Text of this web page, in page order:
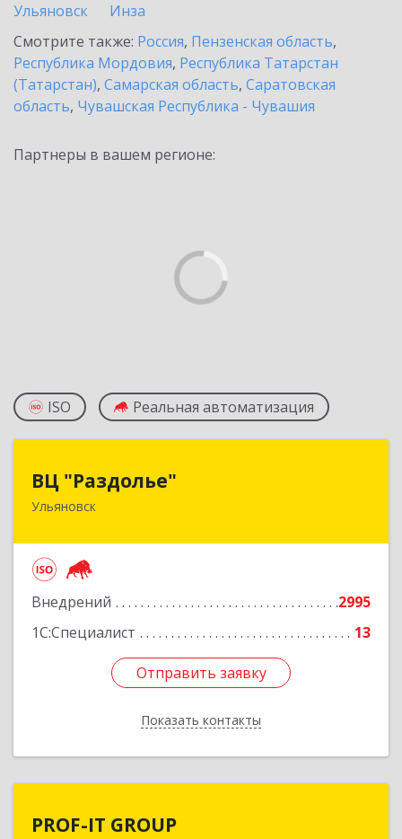
Ульяновск
Инза
Смотрите также: Россия, Пензенская область,
Республика Мордовия, Республика Татарстан
(Татарстан), Самарская область, Саратовская
область, Чувашская Республика - Чувашия
Партнеры в вашем регионе:
ISO Реальная автоматизация
ВЦ "Раздолье"
Ульяновск
Внедрений
2995
1С:Специалист
13
Отправить заявку
Показать контакты
432001, Ульяновская обл, Ульяновск г, Марата
Отправить заявку
Назад
PROF-IT GROUP